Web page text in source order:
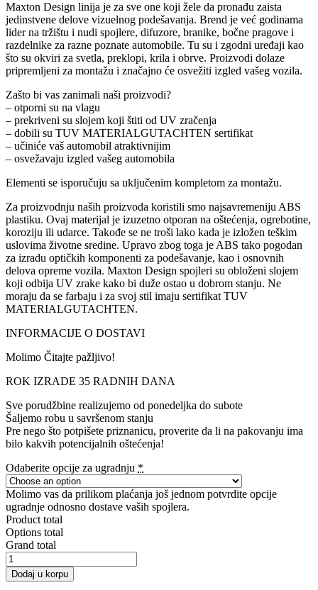
Maxton Design linija je za sve one koji žele da pronađu zaista
jedinstvene delove vizuelnog podešavanja. Brend je već godinama
lider na tržištu i nudi spojlere, difuzore, branike, bočne pragove i
razdelnike za razne poznate automobile. Tu su i zgodni uređaji kao
što su okviri za svetla, preklopi, krila i obrve. Proizvodi dolaze
pripremljeni za montažu i značajno će osvežiti izgled vašeg vozila.
Zašto bi vas zanimali naši proizvodi?
– otporni su na vlagu
– prekriveni su slojem koji štiti od UV zračenja
– dobili su TUV MATERIALGUTACHTEN sertifikat
– učiniće vaš automobil atraktivnijim
– osvežavaju izgled vašeg automobila
Elementi se isporučuju sa uključenim kompletom za montažu.
Za proizvodnju naših proizvoda koristili smo najsavremeniju ABS
plastiku. Ovaj materijal je izuzetno otporan na oštećenja, ogrebotine,
koroziju ili udarce. Takođe se ne troši lako kada je izložen teškim
uslovima životne sredine. Upravo zbog toga je ABS tako pogodan
za izradu optičkih komponenti za podešavanje, kao i osnovnih
delova opreme vozila. Maxton Design spojleri su obloženi slojem
koji odbija UV zrake kako bi duže ostao u dobrom stanju. Ne
moraju da se farbaju i za svoj stil imaju sertifikat TUV
MATERIALGUTACHTEN.
INFORMACIJE O DOSTAVI
Molimo Čitajte pažljivo!
ROK IZRADE 35 RADNIH DANA
Sve porudžbine realizujemo od ponedeljka do subote
Šaljemo robu u savršenom stanju
Pre nego što potpišete priznanicu, proverite da li na pakovanju ima
bilo kakvih potencijalnih oštećenja!
Odaberite opcije za ugradnju *
Molimo vas da prilikom plaćanja još jednom potvrdite opcije
ugradnje odnosno dostave vaših spojlera.
Product total
Options total
Grand total
REAR
VALANCE
Volvo
Dodaj u korpu